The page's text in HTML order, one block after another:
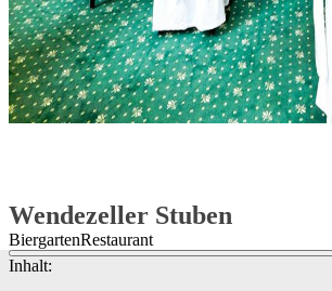
Wendezeller Stuben
BiergartenRestaurant
Inhalt: